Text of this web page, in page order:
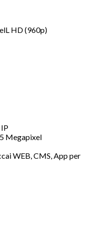
HD (960p)
Megapixel
WEB, CMS, App per